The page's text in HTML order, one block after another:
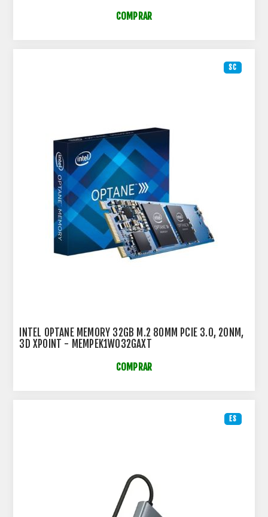
COMPRAR
SC
INTEL OPTANE MEMORY 32GB M.2 80MM PCIE 3.0, 20NM,
3D XPOINT - MEMPEK1W032GAXT
COMPRAR
ES